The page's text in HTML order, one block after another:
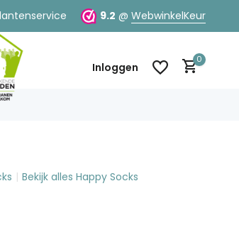
9.2 @ WebwinkelKeur
Inloggen
0
Bekijk alles Happy Socks